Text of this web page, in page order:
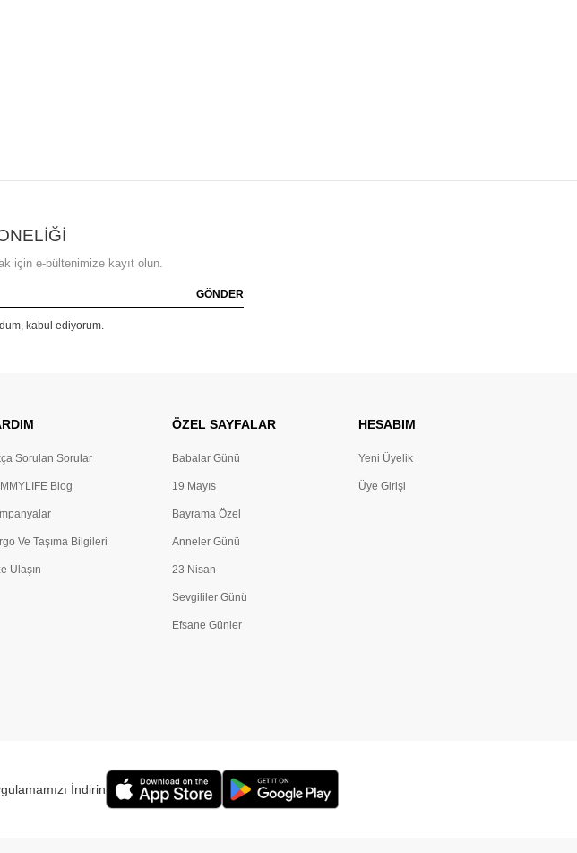
için e-bültenimize kayıt olun.
GÖNDER
kabul ediyorum.
Sorulan Sorular
Blog
Ve Taşıma Bilgileri
Ulaşın
ÖZEL SAYFALAR
Babalar Günü
19 Mayıs
Bayrama Özel
Anneler Günü
23 Nisan
Sevgililer Günü
Efsane Günler
HESABIM
Yeni Üyelik
Üye Girişi
İndirin